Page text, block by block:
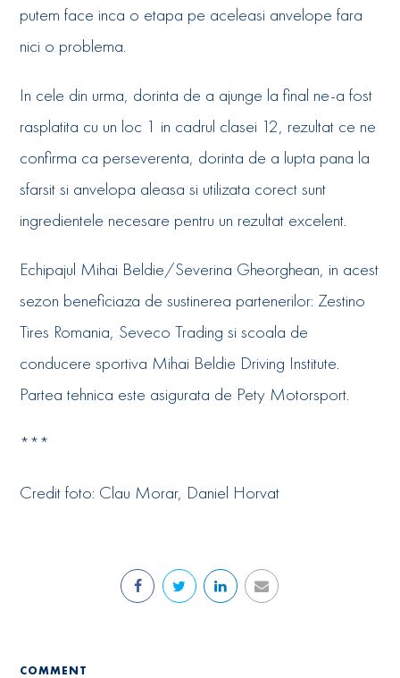
putem face inca o etapa pe aceleasi anvelope fara
nici o problema.
In cele din urma, dorinta de a ajunge la final ne-a fost
rasplatita cu un loc 1 in cadrul clasei 12, rezultat ce ne
confirma ca perseverenta, dorinta de a lupta pana la
sfarsit si anvelopa aleasa si utilizata corect sunt
ingredientele necesare pentru un rezultat excelent.
Echipajul Mihai Beldie/Severina Gheorghean, in acest
sezon beneficiaza de sustinerea partenerilor: Zestino
Tires Romania, Seveco Trading si scoala de
conducere sportiva Mihai Beldie Driving Institute.
Partea tehnica este asigurata de Pety Motorsport.
***
Credit foto: Clau Morar, Daniel Horvat
COMMENT